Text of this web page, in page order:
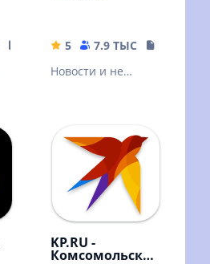
32.98 MB
5 7.9 ТЫС
Новости и не
KP.RU -
Комсомольская